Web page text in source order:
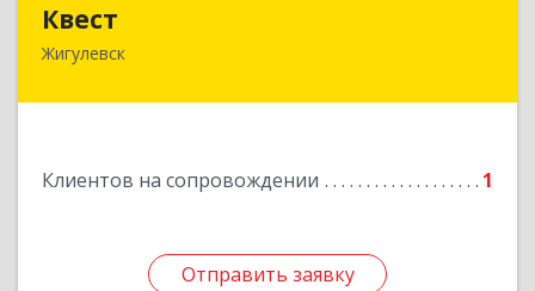
Квест
Жигулевск
Клиентов на сопровождении 1
Отправить заявку
445350, Самарская обл., Жигулевск, ул.Пушкина,
Отправить заявку